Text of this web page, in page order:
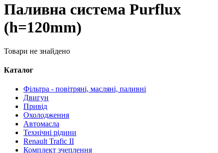
Паливна система Purflux
(h=120mm)
Товари не знайдено
Каталог
Фільтра - повітряні, масляні, паливні
Двигун
Привід
Охолодження
Автомасла
Технічні рідини
Renault Trafic II
Комплект зчеплення